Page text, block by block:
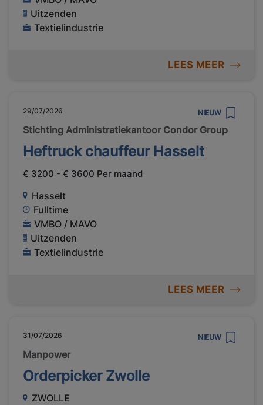
Uitzenden
Textielindustrie
LEES MEER
29/07/2026 NIEUW
Stichting Administratiekantoor Condor Group
Heftruck chauffeur Hasselt
€ 3200 - € 3600 Per maand
Hasselt
Fulltime
VMBO / MAVO
Uitzenden
Textielindustrie
LEES MEER
31/07/2026 NIEUW
Manpower
Orderpicker Zwolle
ZWOLLE